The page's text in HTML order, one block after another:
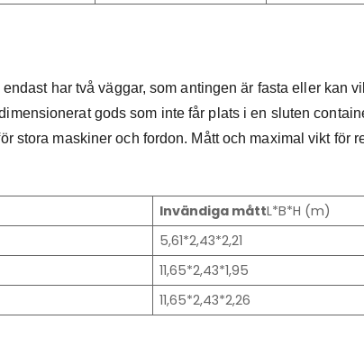
har två väggar, som antingen är fasta eller kan
gods som inte får plats i en sluten
stora maskiner och fordon. Mått och maximal vikt för
Invändiga måttL*B*H (m)
5,61*2,43*2,21
11,65*2,43*1,95
11,65*2,43*2,26